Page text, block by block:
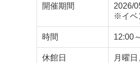
開催期間
2026/
※イベ
時間 12:00
休館日 月曜日